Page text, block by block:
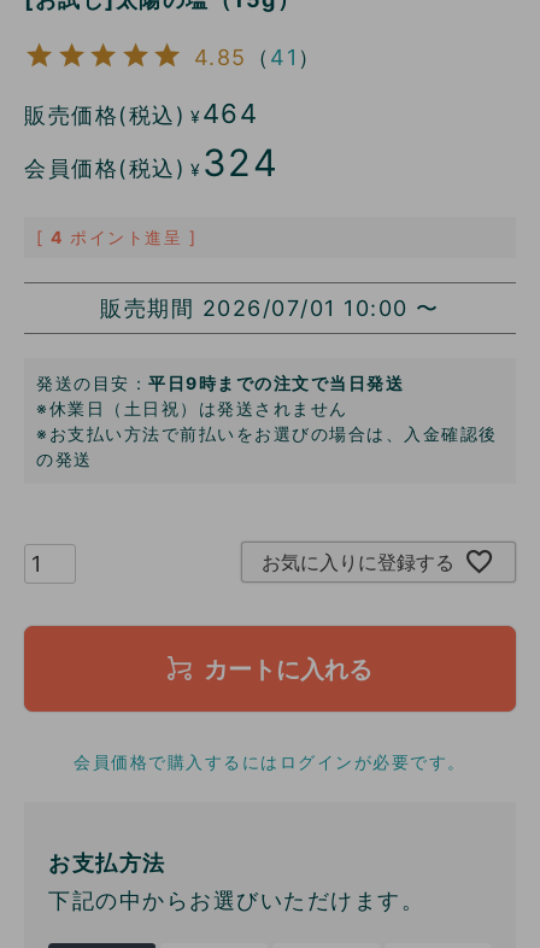
4.85 （ 41 ）
販売価格(税込) ¥464
会員価格(税込) ¥ 324
[ 4 ポイント進呈 ]
販売期間 2026/07/01 10:00 〜
発送の目安： 平日9時までの注文で当日発送
※休業日（土日祝）は発送されません
※お支払い方法で前払いをお選びの場合は、入金確認後
の発送
お気に入りに登録する
カートに入れる
会員価格で購入するにはログインが必要です。
お支払方法
下記の中からお選びいただけます。